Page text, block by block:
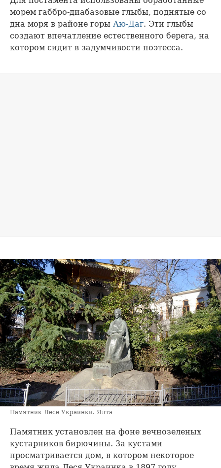
морем габбро-диабазовые глыбы, поднятые со
дна моря в районе горы Аю-Даг. Эти глыбы
создают впечатление естественного берега, на
котором сидит в задумчивости поэтесса.
Памятник Лесе Украинки. Ялта
Памятник установлен на фоне вечнозеленых
кустарников бирючины. За кустами
просматривается дом, в котором некоторое